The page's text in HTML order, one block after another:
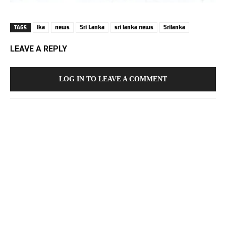
TAGS lka news Sri Lanka sri lanka news Srilanka
LEAVE A REPLY
LOG IN TO LEAVE A COMMENT